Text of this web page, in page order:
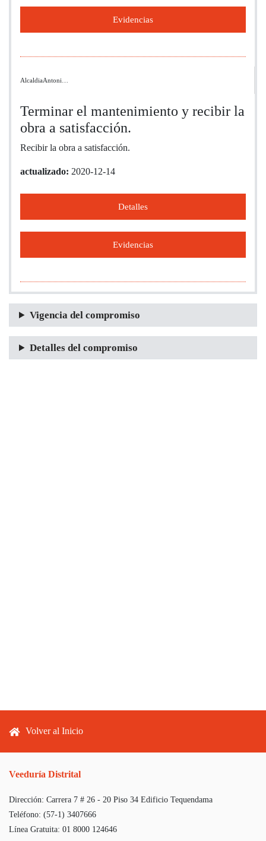
Evidencias
AlcaldiaAntoni…
Terminar el mantenimiento y recibir la
obra a satisfacción.
Recibir la obra a satisfacción.
actualizado: 2020-12-14
Detalles
Evidencias
Vigencia del compromiso
Detalles del compromiso
Footer menu
Volver al Inicio
Veeduría Distrital
Dirección: Carrera 7 # 26 - 20 Piso 34 Edificio Tequendama
Teléfono: (57-1) 3407666
Línea Gratuita: 01 8000 124646